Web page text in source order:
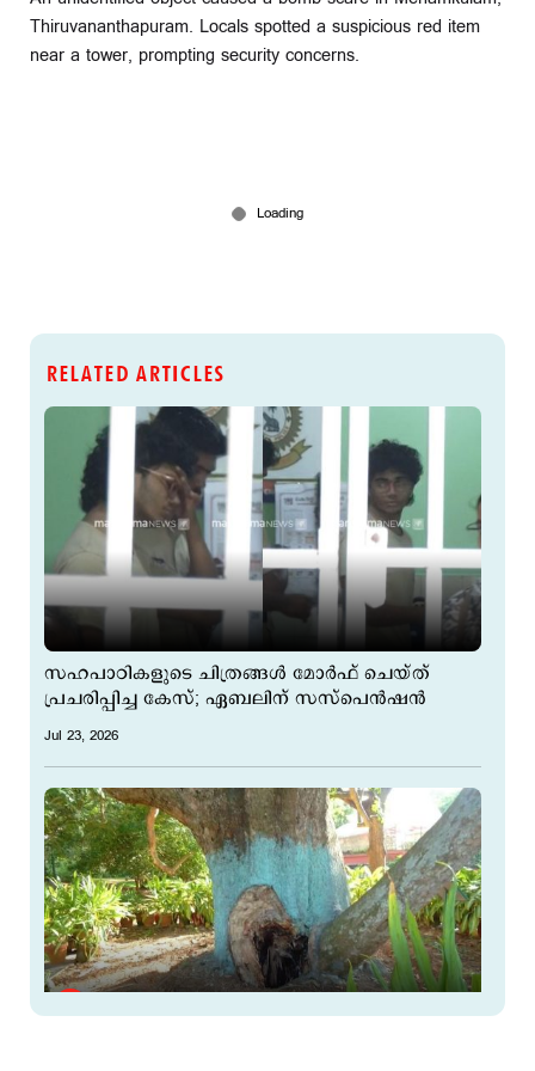
Thiruvananthapuram. Locals spotted a suspicious red item
near a tower, prompting security concerns.
RELATED ARTICLES
സഹപാഠികളുടെ ചിത്രങ്ങൾ മോർഫ് ചെയ്ത്
പ്രചരിപ്പിച്ച കേസ്; ഏബലിന് സസ്പെന്‍ഷന്‍
Jul 23, 2026